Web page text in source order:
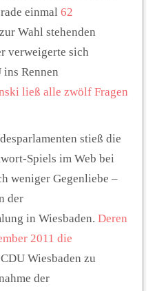
einmal 62
Wahl stehenden
verweigerte sich
Rennen
ließ alle zwölf Fragen
stieß die
Spiels im Web bei
weniger Gegenliebe –
der
in Wiesbaden. Deren
2011 die
Wiesbaden zu
der